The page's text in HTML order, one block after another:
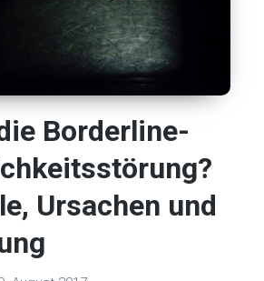
Borderline-
Ursachen und